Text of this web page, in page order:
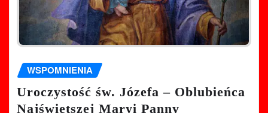
WSPOMNIENIA
Uroczystość św. Józefa – Oblubieńca
Najświętszej Maryi Panny